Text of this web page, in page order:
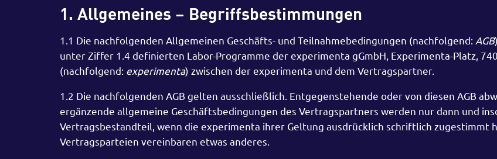
1. Allgemeines – Begriffsbestimmungen
1.1 Die nachfolgenden Allgemeinen Geschäfts- und Teilnahmebedingungen (nachfolgend: AGB
unter Ziffer 1.4 definierten Labor-Programme der experimenta gGmbH, Experimenta-Platz,
(nachfolgend: experimenta) zwischen der experimenta und dem Vertragspartner.
1.2 Die nachfolgenden AGB gelten ausschließlich. Entgegenstehende oder von diesen AGB
ergänzende allgemeine Geschäftsbedingungen des Vertragspartners werden nur dann und
Vertragsbestandteil, wenn die experimenta ihrer Geltung ausdrücklich schriftlich zugestimmt
Vertragsparteien vereinbaren etwas anderes.